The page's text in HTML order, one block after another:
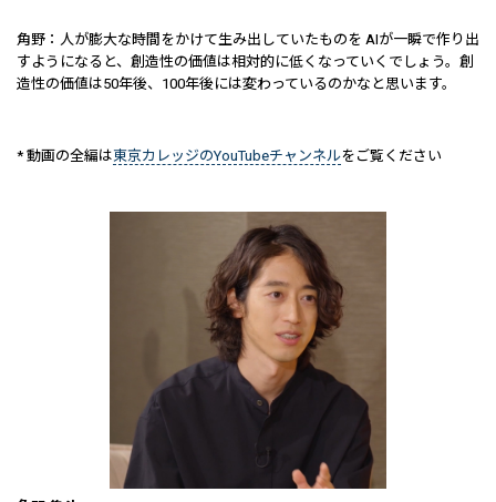
角野：人が膨大な時間をかけて生み出していたものを AIが一瞬で作り出
すようになると、創造性の価値は相対的に低くなっていくでしょう。創
造性の価値は50年後、100年後には変わっているのかなと思います。
* 動画の全編は東京カレッジのYouTubeチャンネルをご覧ください